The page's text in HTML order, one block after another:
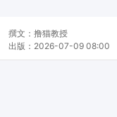
撰文： 撸猫教授
出版： 2026-07-09 08:00